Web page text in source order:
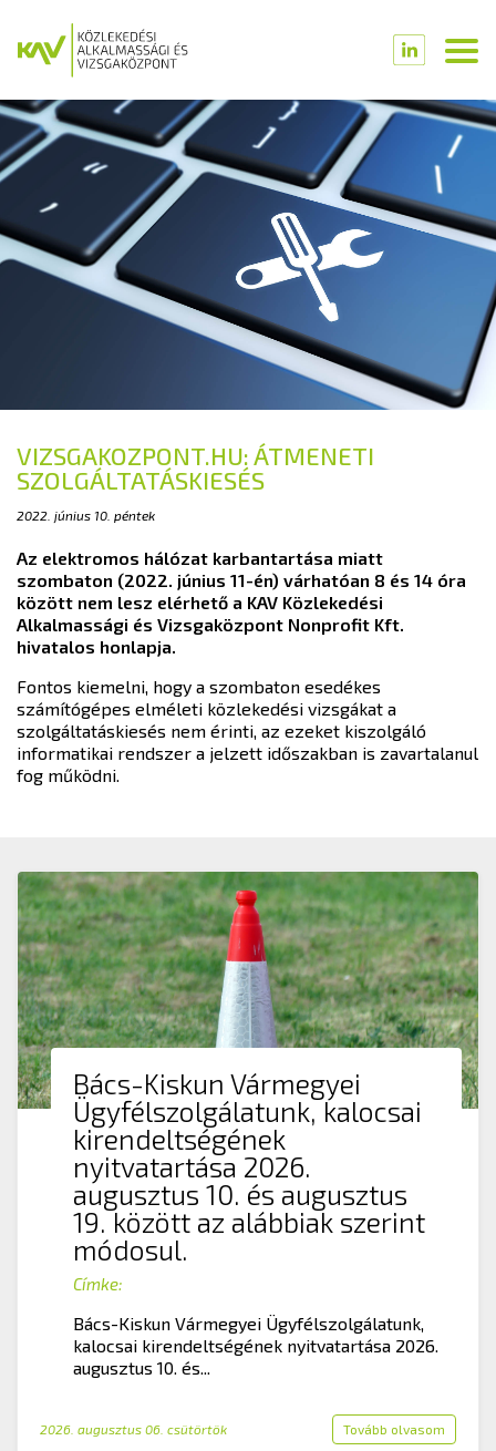
VIZSGAKOZPONT.HU: ÁTMENETI
SZOLGÁLTATÁSKIESÉS
2022. június 10. péntek
Az elektromos hálózat karbantartása miatt
szombaton (2022. június 11-én) várhatóan 8 és 14 óra
között nem lesz elérhető a KAV Közlekedési
Alkalmassági és Vizsgaközpont Nonprofit Kft.
hivatalos honlapja.
Fontos kiemelni, hogy a szombaton esedékes
számítógépes elméleti közlekedési vizsgákat a
szolgáltatáskiesés nem érinti, az ezeket kiszolgáló
informatikai rendszer a jelzett időszakban is zavartalanul
fog működni.
Bács-Kiskun Vármegyei
Ügyfélszolgálatunk, kalocsai
kirendeltségének
nyitvatartása 2026.
augusztus 10. és augusztus
19. között az alábbiak szerint
módosul.
Címke:
Bács-Kiskun Vármegyei Ügyfélszolgálatunk,
kalocsai kirendeltségének nyitvatartása 2026.
augusztus 10. és...
2026. augusztus 06. csütörtök Tovább olvasom